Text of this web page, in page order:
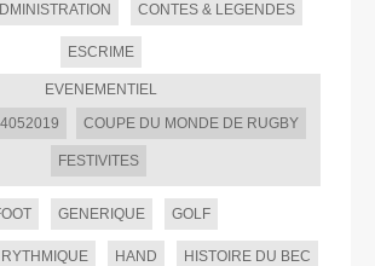
CONTES & LEGENDES
ESCRIME
EVENEMENTIEL
COUPE DU MONDE DE RUGBY
FESTIVITES
GENERIQUE GOLF
HAND HISTOIRE DU BEC